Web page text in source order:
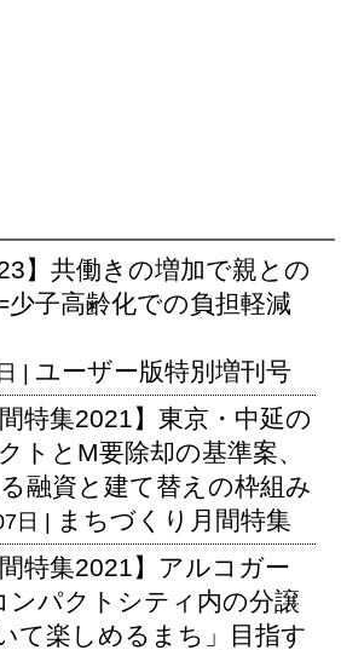
】共働きの増加で親との
少子高齢化での負担軽減
| ユーザー版特別増刊号
特集2021】東京・中延の
トとM要除却の基準案、
融資と建て替えの枠組み
日 | まちづくり月間特集
特集2021】アルコガー
ンパクトシティ内の分譲
て楽しめるまち」目指す